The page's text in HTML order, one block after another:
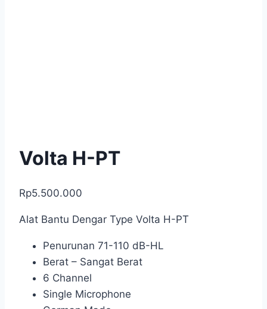
Volta H-PT
Rp5.500.000
Alat Bantu Dengar Type Volta H-PT
Penurunan 71-110 dB-HL
Berat – Sangat Berat
6 Channel
Single Microphone